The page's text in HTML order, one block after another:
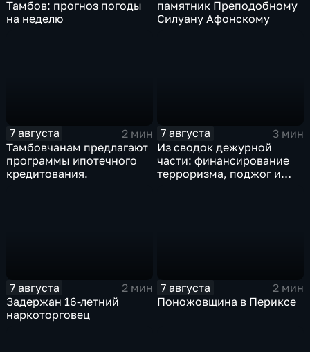
Тамбов: прогноз погоды
на неделю
памятник Преподобному
Силуану Афонскому
7 августа
2 мин
Тамбовчанам предлагают
программы ипотечного
кредитования.
7 августа
3 мин
Из сводок дежурной
части: финансирование
терроризма, поджог и
7 августа
2 мин
Задержан 16-летний
наркоторговец
7 августа
2 мин
Поножовщина в Периксе